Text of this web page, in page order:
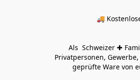
🚚
Als  Schweizer ✚
Privatpersonen,
geprüfte Ware von